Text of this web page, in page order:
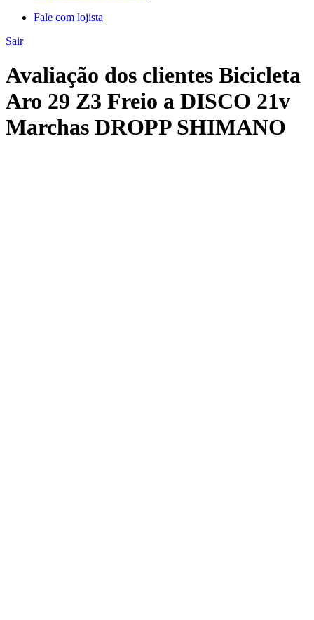
Fale com lojista
Sair
Avaliação dos clientes Bicicleta
Aro 29 Z3 Freio a DISCO 21v
Marchas DROPP SHIMANO